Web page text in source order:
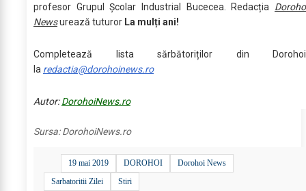
profesor Grupul Școlar Industrial Bucecea. Redacția
Newsurează tuturor La mulți ani!
Completează lista sărbătoriților din
la redactia@dorohoinews.ro
Autor:DorohoiNews.ro
Sursa:DorohoiNews.ro
19 mai 2019 DOROHOI
Dorohoi News
Sarbatoritii Zilei
Stiri